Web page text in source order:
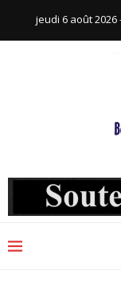
jeudi 6 août 2026